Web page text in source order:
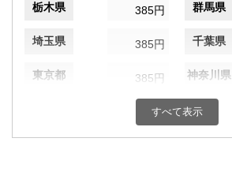
栃木県 385円 群馬県
埼玉県 385円 千葉県
東京都 385円 神奈川県
385円 富山県
すべて表示